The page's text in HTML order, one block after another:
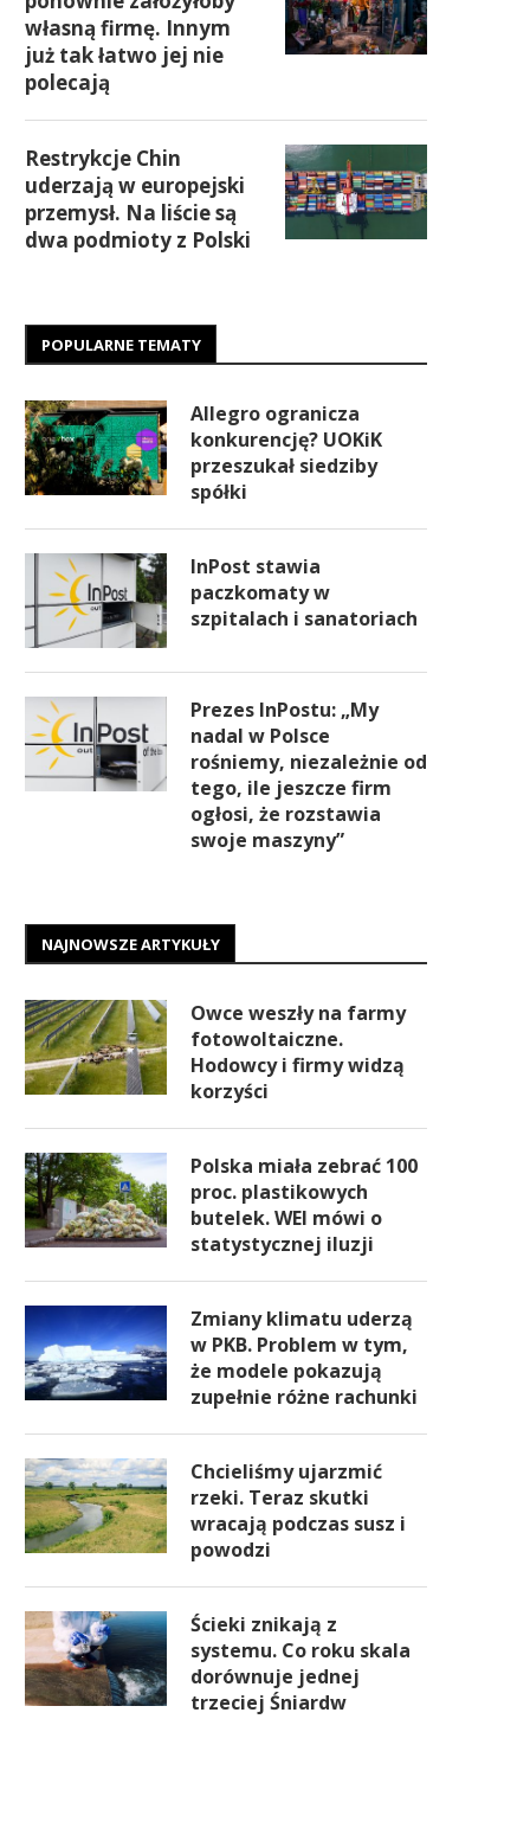
Trzech na czterech
ponownie założyłoby
własną firmę. Innym
polecają
Restrykcje Chin
dwa podmioty z Polski
POPULARNE TEMATY
Allegro ogranicza
konkurencję? UOKiK
spółki
paczkomaty w
szpitalach i sanatoriach
Prezes InPostu: „My
nadal w Polsce
rośniemy, niezależnie od
swoje maszyny”
NAJNOWSZE ARTYKUŁY
Owce weszły na farmy
fotowoltaiczne.
Hodowcy i firmy widzą
korzyści
Polska miała zebrać 100
proc. plastikowych
statystycznej iluzji
Zmiany klimatu uderzą
w PKB. Problem w tym,
że modele pokazują
zupełnie różne rachunki
Chcieliśmy ujarzmić
rzeki. Teraz skutki
wracają podczas susz i
powodzi
Ścieki znikają z